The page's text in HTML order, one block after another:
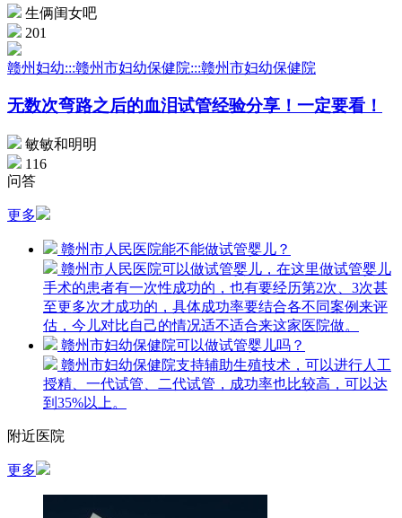
生俩闺女吧
201
赣州妇幼:::赣州市妇幼保健院:::赣州市妇幼保健院
无数次弯路之后的血泪试管经验分享！一定要看！
敏敏和明明
116
问答
更多
赣州市人民医院能不能做试管婴儿？
赣州市人民医院可以做试管婴儿，在这里做试管婴儿
手术的患者有一次性成功的，也有要经历第2次、3次甚
至更多次才成功的，具体成功率要结合各不同案例来评
估，今儿对比自己的情况适不适合来这家医院做。
赣州市妇幼保健院可以做试管婴儿吗？
赣州市妇幼保健院支持辅助生殖技术，可以进行人工
授精、一代试管、二代试管，成功率也比较高，可以达
到35%以上。
附近医院
更多